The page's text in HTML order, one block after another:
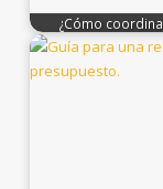
¿Cómo